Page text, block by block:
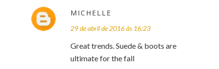
MICHELLE
29 de abril de 2016 às 16:23
Great trends. Suede & boots are
ultimate for the fall